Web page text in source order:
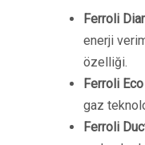
Ferroli
enerji
özelliği.
Ferroli
gaz
Ferroli